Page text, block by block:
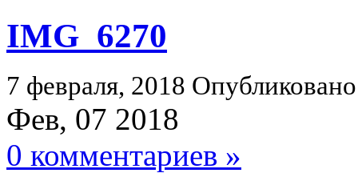
IMG_6270
7 февраля, 2018
Фев, 07 2018
0 комментариев »